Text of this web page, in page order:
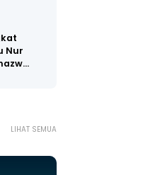
Nur
LIHAT SEMUA